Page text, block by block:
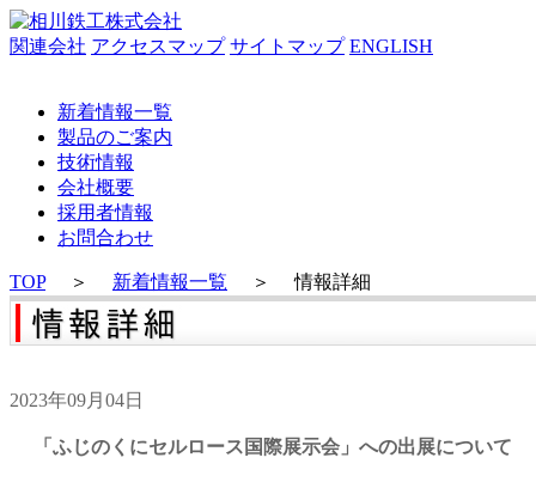
関連会社 アクセスマップ サイトマップ ENGLISH
新着情報一覧
製品のご案内
技術情報
会社概要
採用者情報
お問合わせ
TOP＞ 新着情報一覧 ＞情報詳細
2023年09月04日
「ふじのくにセルロース国際展示会」への出展について